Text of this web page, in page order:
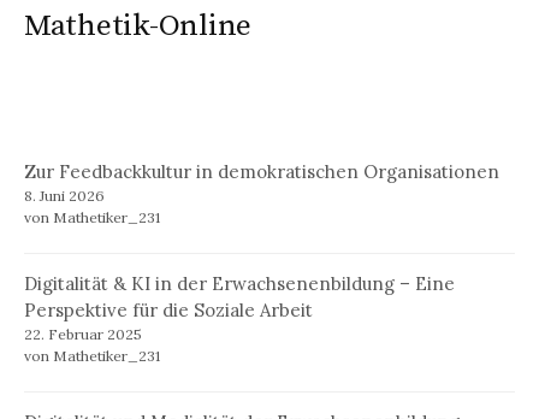
Mathetik-Online
Zur Feedbackkultur in demokratischen Organisationen
8. Juni 2026
von Mathetiker_231
Digitalität & KI in der Erwachsenenbildung – Eine
Perspektive für die Soziale Arbeit
22. Februar 2025
von Mathetiker_231